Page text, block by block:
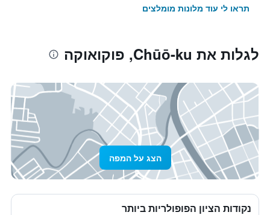
תראו לי עוד מלונות מומלצים
לגלות את Chūō-ku, פוקואוקה
הצג על המפה
נקודות הציון הפופולריות ביותר